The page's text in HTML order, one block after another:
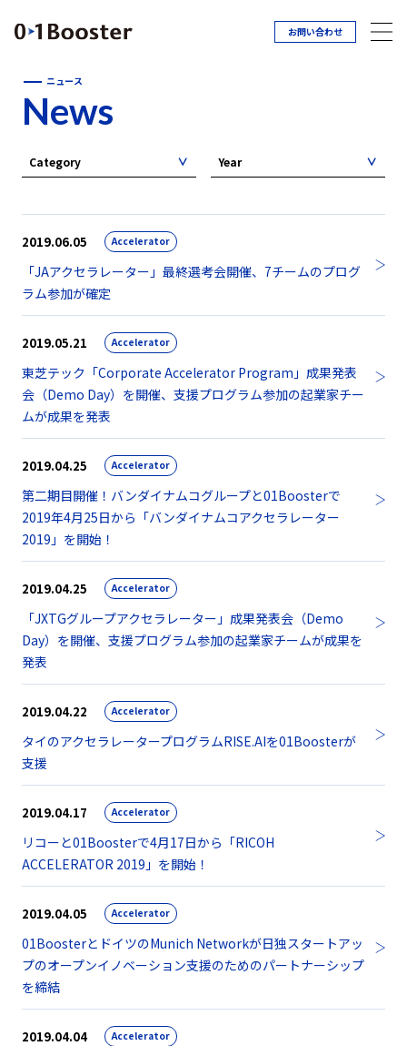
お問い合わせ
ニュース
News
Category Year
2019.06.05 Accelerator
「JAアクセラレーター」最終選考会開催、7チームのプログ
ラム参加が確定
2019.05.21 Accelerator
東芝テック「Corporate Accelerator Program」成果発表
会（Demo Day）を開催、支援プログラム参加の起業家チー
ムが成果を発表
2019.04.25 Accelerator
第二期目開催！バンダイナムコグループと01Boosterで
2019年4月25日から「バンダイナムコアクセラレーター
2019」を開始！
2019.04.25 Accelerator
「JXTGグループアクセラレーター」成果発表会（Demo
Day）を開催、支援プログラム参加の起業家チームが成果を
発表
2019.04.22 Accelerator
タイのアクセラレータープログラムRISE.AIを01Boosterが
支援
2019.04.17 Accelerator
リコーと01Boosterで4月17日から「RICOH
ACCELERATOR 2019」を開始！
2019.04.05 Accelerator
01BoosterとドイツのMunich Networkが日独スタートアッ
プのオープンイノベーション支援のためのパートナーシップ
を締結
2019.04.04 Accelerator